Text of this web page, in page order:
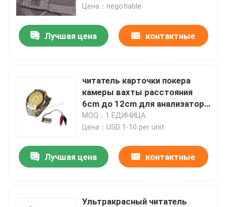
Цена：negotiable
Лучшая цена контактные
читатель карточки покера
камеры вахты расстояния
6cm до 12cm для анализатора
покера
MOQ：1 ЕДИНИЦА
Цена：USD 1-10 per unit
Лучшая цена контактные
Ультракрасный читатель